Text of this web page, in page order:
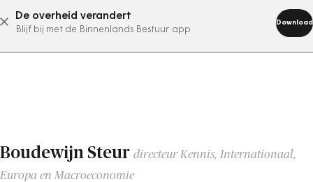
De overheid verandert
Blijf bij met de Binnenlands Bestuur app
Download
abonneer nu
Boudewijn Steur directeur Kennis, Internationaal,
Europa en Macroeconomie